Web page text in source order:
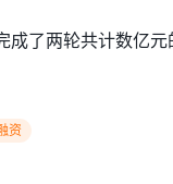
成了两轮共计数亿
资